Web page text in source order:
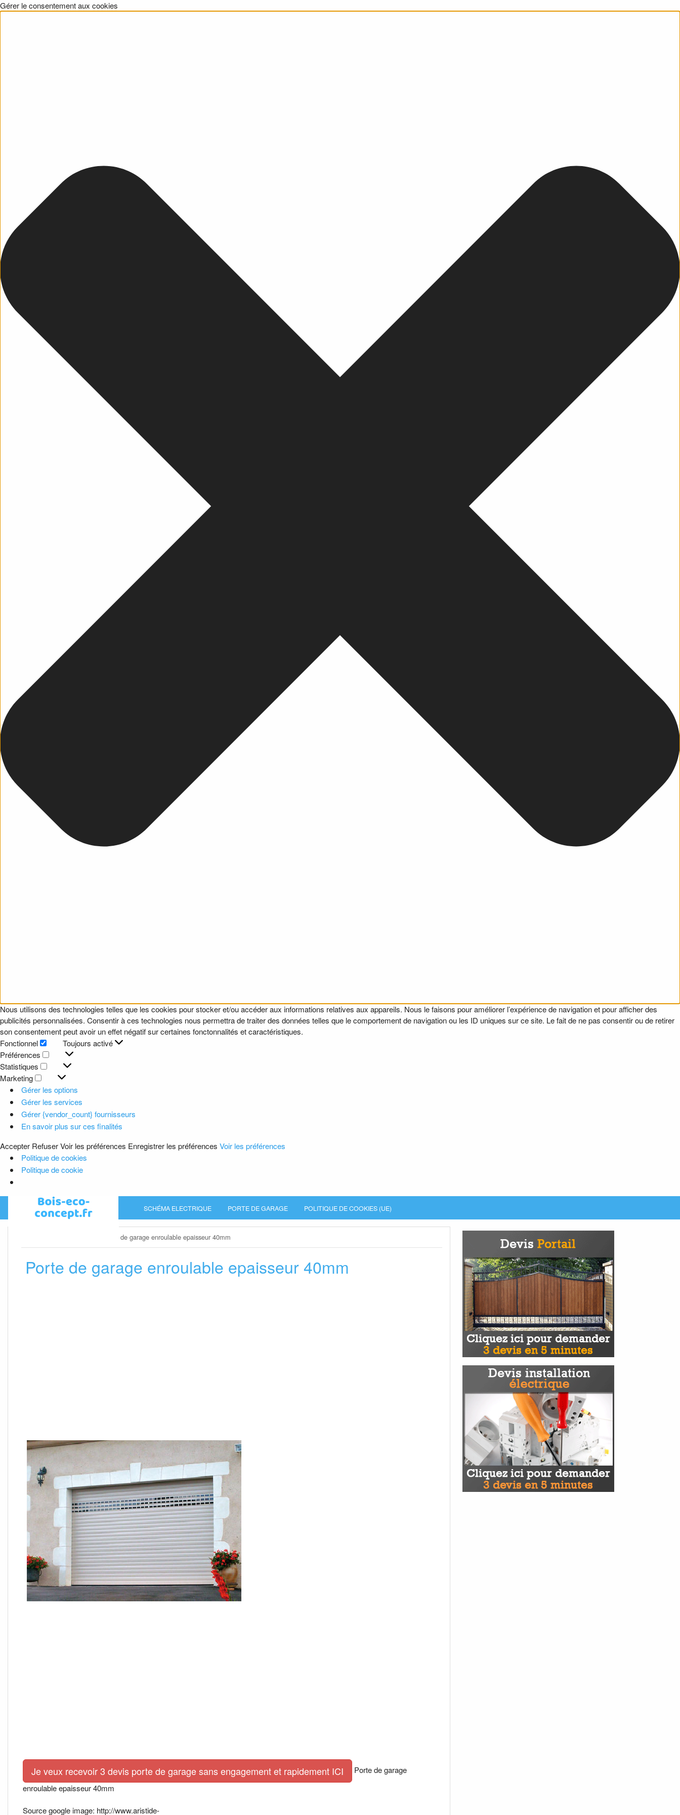
Gérer le consentement aux cookies
Nous utilisons des technologies telles que les cookies pour stocker et/ou accéder aux informations relatives aux appareils. Nous le faisons pour améliorer l’expérience de navigation et pour afficher des
publicités personnalisées. Consentir à ces technologies nous permettra de traiter des données telles que le comportement de navigation ou les ID uniques sur ce site. Le fait de ne pas consentir ou de retirer
son consentement peut avoir un effet négatif sur certaines fonctonnalités et caractéristiques.
Fonctionnel
Fonctionnel
Toujours activé
Préférences
Préférences
Statistiques
Statistiques
Marketing
Marketing
Gérer les options
Gérer les services
Gérer {vendor_count} fournisseurs
En savoir plus sur ces finalités
Accepter RefuserVoir les préférences Enregistrer les préférences Voir les préférences
Politique de cookies
Politique de cookie
SCHÉMA ELECTRIQUE PORTE DE GARAGE POLITIQUE DE COOKIES (UE)
Porte de garage enroulable epaisseur 40mm
Porte de garage enroulable epaisseur 40mm
Je veux recevoir 3 devis porte de garage sans engagement et rapidement ICI
Porte de garage
enroulable epaisseur 40mm
Source google image: http://www.aristide-